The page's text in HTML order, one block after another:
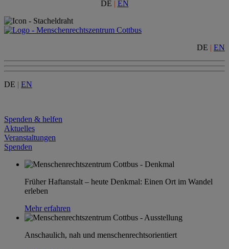
DE | EN
DE | EN
DE | EN
Spenden & helfen
Aktuelles
Veranstaltungen
Spenden
Früher Haftanstalt – heute Denkmal: Einen Ort im Wandel
erleben
Mehr erfahren
Anschaulich, nah und menschenrechtsorientiert